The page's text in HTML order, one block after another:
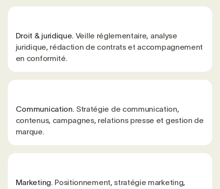
Droit & juridique. Veille réglementaire, analyse
juridique, rédaction de contrats et accompagnement
en conformité.
Communication. Stratégie de communication,
contenus, campagnes, relations presse et gestion de
marque.
Marketing. Positionnement, stratégie marketing,